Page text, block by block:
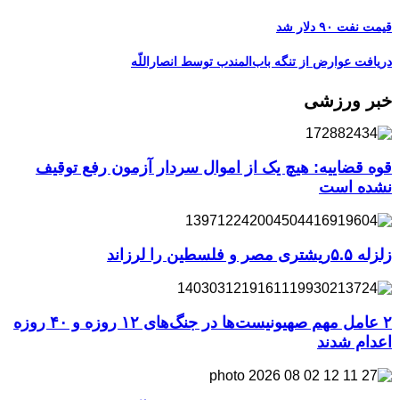
قیمت نفت ۹۰ دلار شد
دریافت عوارض از تنگه باب‌المندب توسط انصاراللّه
خبر ورزشی
قوه قضاییه: هیچ یک از اموال سردار آزمون رفع توقیف
نشده است
زلزله ۵.۵ریشتری مصر و فلسطین را لرزاند
۲ عامل مهم صهیونیست‌ها در جنگ‌های ۱۲ روزه و ۴۰ روزه
اعدام شدند